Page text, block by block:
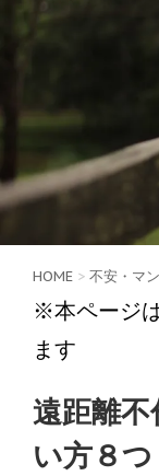
HOME > 不安・マ
※本ページ
ます
遠距離
い方８つ